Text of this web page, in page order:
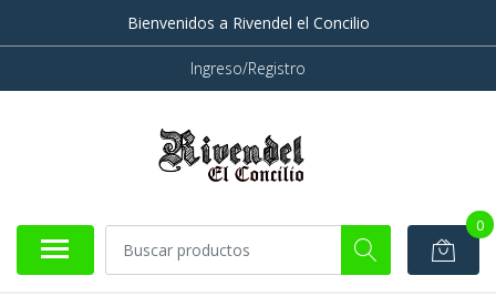
Bienvenidos a Rivendel el Concilio
Ingreso/Registro
0